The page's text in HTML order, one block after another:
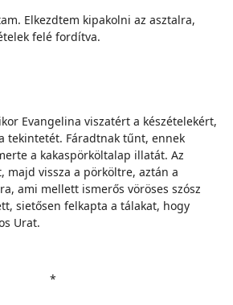
Elkezdtem kipakolni az asztalra,
felé fordítva.
Evangelina viszatért a készételekért,
tekintetét. Fáradtnak tűnt, ennek
a kakaspörköltalap illatát. Az
vissza a pörköltre, aztán a
ami mellett ismerős vöröses szósz
sietősen felkapta a tálakat, hogy
Urat.
*